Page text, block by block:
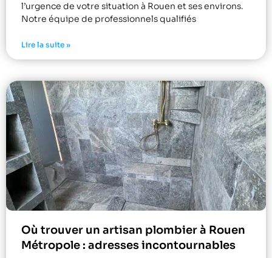
l’urgence de votre situation à Rouen et ses environs.
Notre équipe de professionnels qualifiés
Lire la suite »
Où trouver un artisan plombier à Rouen
Métropole : adresses incontournables